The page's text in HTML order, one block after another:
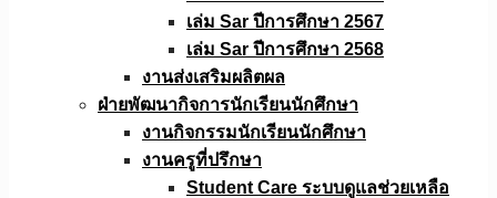
เล่ม Sar ปีการศึกษา 2567
เล่ม Sar ปีการศึกษา 2568
งานส่งเสริมผลิตผล
ฝ่ายพัฒนากิจการนักเรียนนักศึกษา
งานกิจกรรมนักเรียนนักศึกษา
งานครูที่ปรึกษา
Student Care ระบบดูแลช่วยเหลือ